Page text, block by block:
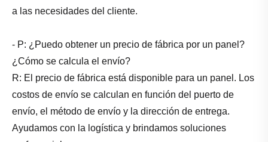
a las necesidades del cliente.
- P: ¿Puedo obtener un precio de fábrica por un panel?
¿Cómo se calcula el envío?
R: El precio de fábrica está disponible para un panel. Los
costos de envío se calculan en función del puerto de
envío, el método de envío y la dirección de entrega.
Ayudamos con la logística y brindamos soluciones